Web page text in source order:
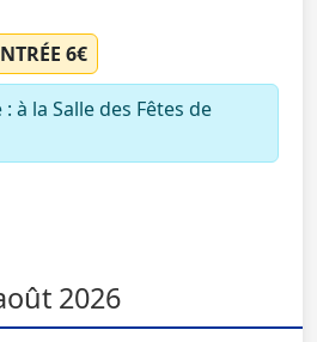
6€
à la Salle des Fêtes de
2026